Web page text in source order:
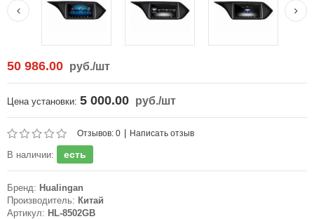
50 986.00 руб./шт
Цена установки: 5 000.00 руб./шт
Отзывов: 0 Написать отзыв
В наличии: есть
Бренд: Hualingan
Производитель: Китай
Артикул: HL-8502GB